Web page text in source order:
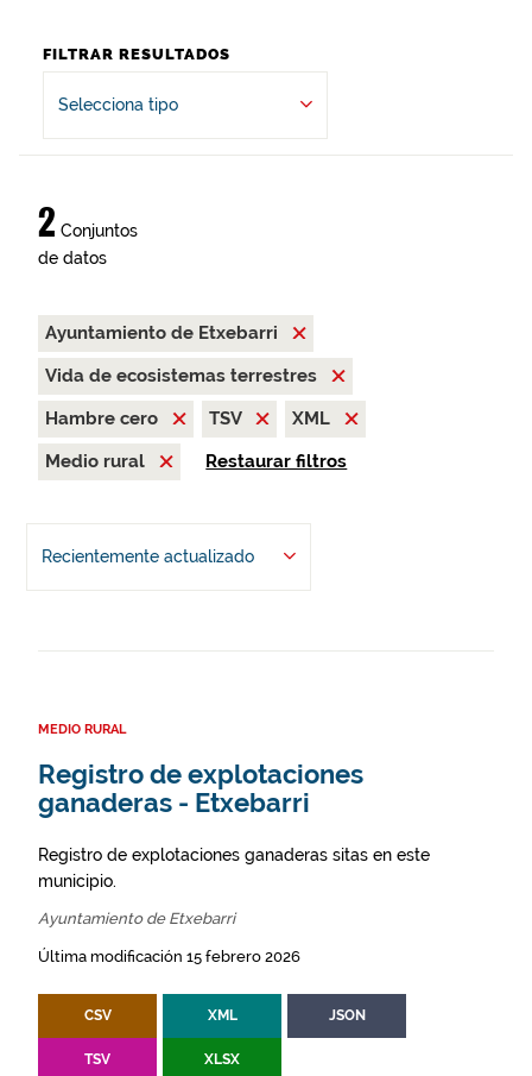
FILTRAR RESULTADOS
Selecciona tipo
2 Conjuntos
de datos
Ayuntamiento de Etxebarri
Vida de ecosistemas terrestres
Hambre cero
TSV
XML
Medio rural
Restaurar filtros
Recientemente actualizado
MEDIO RURAL
Registro de explotaciones
ganaderas - Etxebarri
Registro de explotaciones ganaderas sitas en este
municipio.
Ayuntamiento de Etxebarri
Última modificación 15 febrero 2026
CSV XML JSON
TSV XLSX